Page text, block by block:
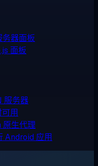
器面板
面板
服务器
用
原生代理
Android 应用